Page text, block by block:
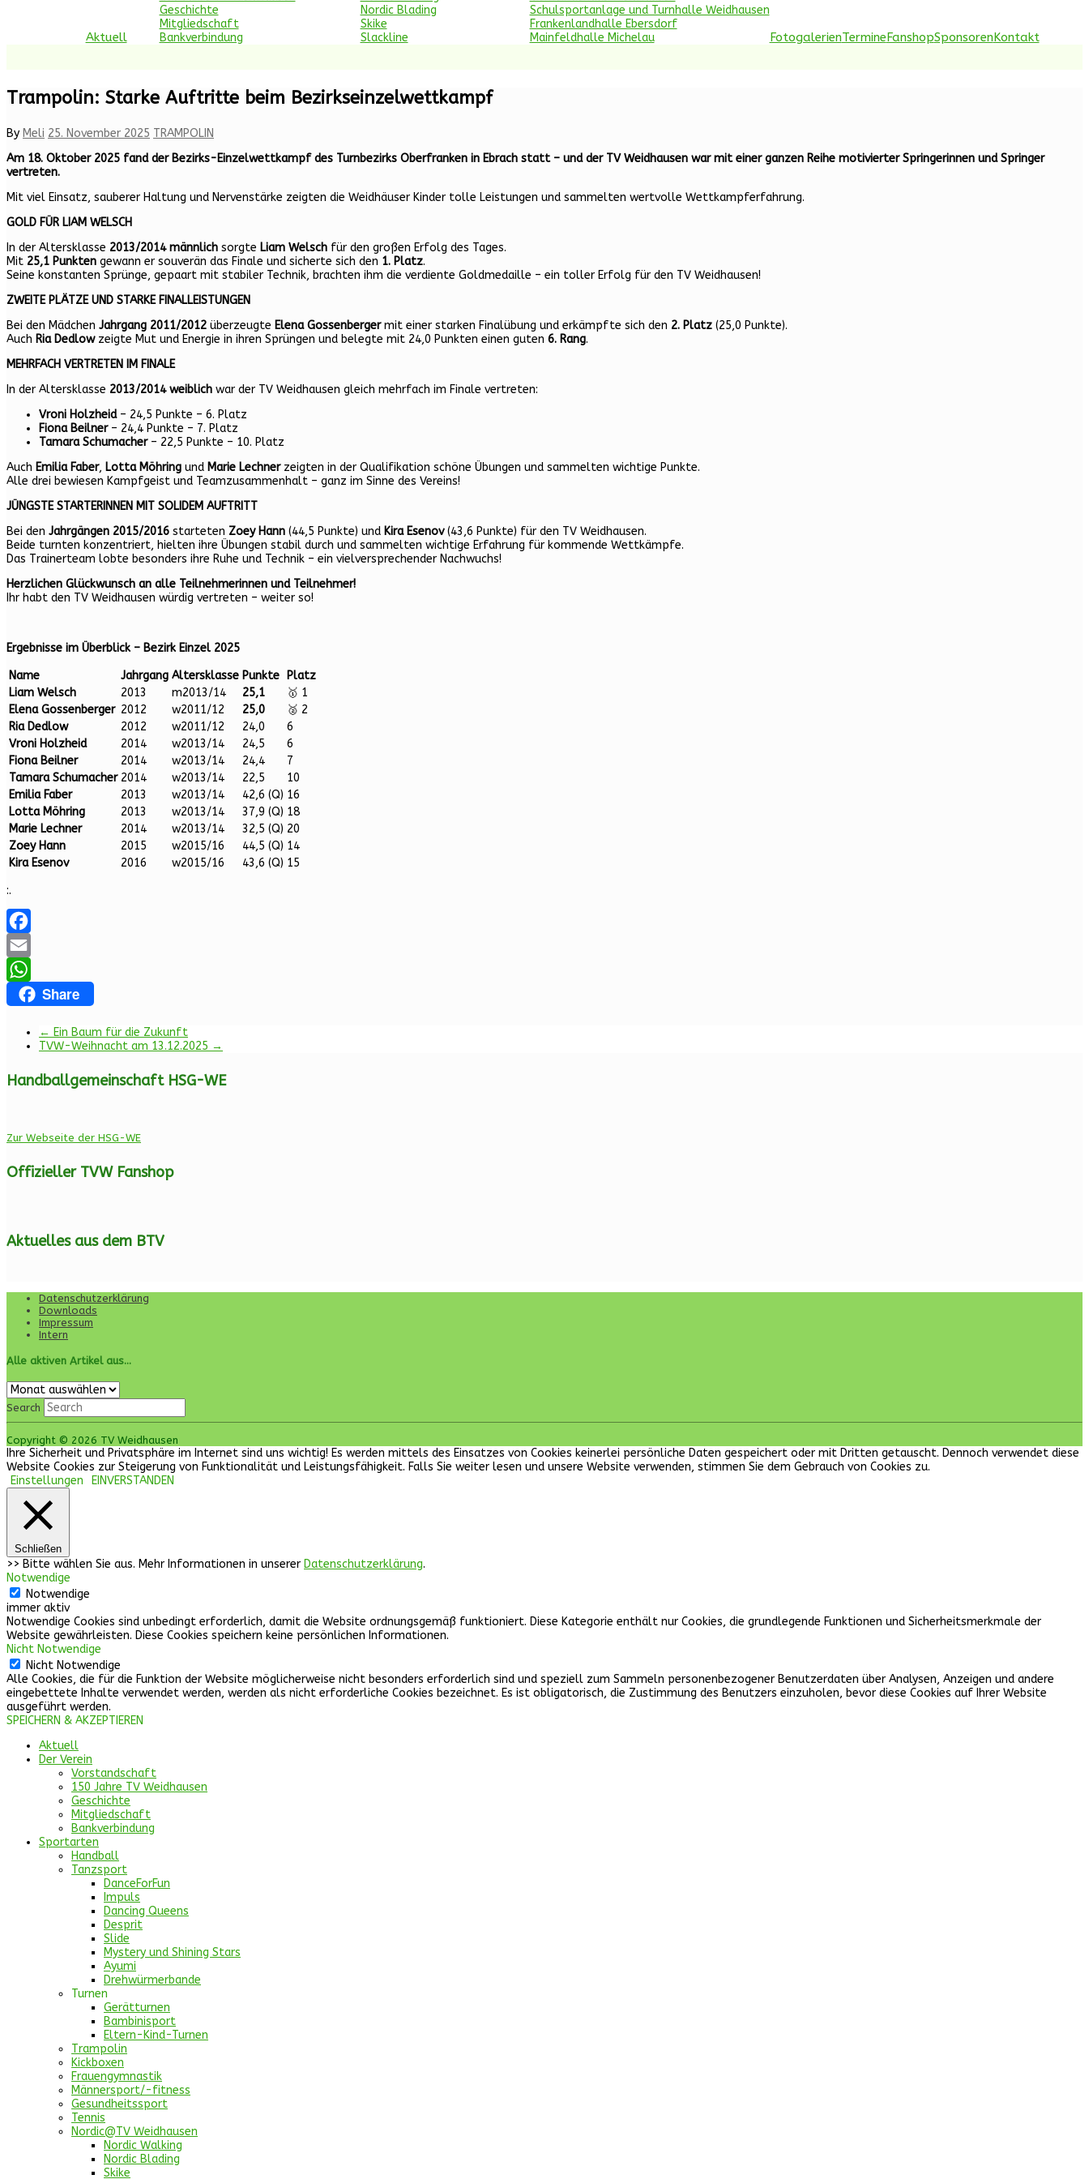
Aktuell
Geschichte
Mitgliedschaft
Bankverbindung
Nordic Blading
Skike
Slackline
Schulsportanlage und Turnhalle Weidhausen
Frankenlandhalle Ebersdorf
Mainfeldhalle Michelau
FotogalerienTermineFanshopSponsorenKontakt
Trampolin: Starke Auftritte beim Bezirkseinzelwettkampf
By Meli 25. November 2025 TRAMPOLIN
Am 18. Oktober 2025 fand der Bezirks-Einzelwettkampf des Turnbezirks Oberfranken in Ebrach statt – und der TV Weidhausen war mit einer ganzen Reihe motivierter Springerinnen und Springer
vertreten.
Mit viel Einsatz, sauberer Haltung und Nervenstärke zeigten die Weidhäuser Kinder tolle Leistungen und sammelten wertvolle Wettkampferfahrung.
GOLD FÜR LIAM WELSCH
In der Altersklasse 2013/2014 männlich sorgte Liam Welsch für den großen Erfolg des Tages.
Mit 25,1 Punkten gewann er souverän das Finale und sicherte sich den 1. Platz.
Seine konstanten Sprünge, gepaart mit stabiler Technik, brachten ihm die verdiente Goldmedaille – ein toller Erfolg für den TV Weidhausen!
ZWEITE PLÄTZE UND STARKE FINALLEISTUNGEN
Bei den Mädchen Jahrgang 2011/2012 überzeugte Elena Gossenbergermit einer starken Finalübung und erkämpfte sich den 2. Platz (25,0 Punkte).
Auch Ria Dedlowzeigte Mut und Energie in ihren Sprüngen und belegte mit 24,0 Punkten einen guten 6. Rang.
MEHRFACH VERTRETEN IM FINALE
In der Altersklasse 2013/2014 weiblich war der TV Weidhausen gleich mehrfach im Finale vertreten:
Vroni Holzheid– 24,5 Punkte – 6. Platz
Fiona Beilner– 24,4 Punkte – 7. Platz
Tamara Schumacher– 22,5 Punkte – 10. Platz
Auch Emilia Faber, Lotta Möhring und Marie Lechnerzeigten in der Qualifikation schöne Übungen und sammelten wichtige Punkte.
Alle drei bewiesen Kampfgeist und Teamzusammenhalt – ganz im Sinne des Vereins!
JÜNGSTE STARTERINNEN MIT SOLIDEM AUFTRITT
Bei den Jahrgängen 2015/2016 starteten Zoey Hann (44,5 Punkte) und Kira Esenov(43,6 Punkte) für den TV Weidhausen.
Beide turnten konzentriert, hielten ihre Übungen stabil durch und sammelten wichtige Erfahrung für kommende Wettkämpfe.
Das Trainerteam lobte besonders ihre Ruhe und Technik – ein vielversprechender Nachwuchs!
Herzlichen Glückwunsch an alle Teilnehmerinnen und Teilnehmer!
Ihr habt den TV Weidhausen würdig vertreten – weiter so!
Ergebnisse im Überblick – Bezirk Einzel 2025
Name
Jahrgang Altersklasse Punkte
Platz
Liam Welsch
2013 m2013/14 25,1
🥇 1
Elena Gossenberger 2012 w2011/12 25,0
🥈 2
Ria Dedlow
2012 w2011/12 24,0
6
Vroni Holzheid
2014 w2013/14 24,5
6
Fiona Beilner
2014 w2013/14 24,4
7
Tamara Schumacher 2014 w2013/14 22,5
10
Emilia Faber
2013 w2013/14 42,6 (Q) 16
Lotta Möhring
2013 w2013/14 37,9 (Q) 18
Marie Lechner
2014 w2013/14 32,5 (Q) 20
Zoey Hann
2015 w2015/16 44,5 (Q) 14
Kira Esenov
2016 w2015/16 43,6 (Q) 15
:.
Facebook
Email
WhatsApp
Share
← Ein Baum für die Zukunft
TVW-Weihnacht am 13.12.2025 →
Handballgemeinschaft HSG-WE
Zur Webseite der HSG-WE
Offizieller TVW Fanshop
Aktuelles aus dem BTV
Datenschutzerklärung
Downloads
Impressum
Intern
Alle aktiven Artikel aus…
Alle
aktiven
Artikel
aus…
Search
Copyright © 2026 TV Weidhausen
Ihre Sicherheit und Privatsphäre im Internet sind uns wichtig! Es werden mittels des Einsatzes von Cookies keinerlei persönliche Daten gespeichert oder mit Dritten getauscht. Dennoch verwendet diese
Website Cookies zur Steigerung von Funktionalität und Leistungsfähigkeit. Falls Sie weiter lesen und unsere Website verwenden, stimmen Sie dem Gebrauch von Cookies zu.
Einstellungen
EINVERSTANDEN
Schließen
>> Bitte wählen Sie aus. Mehr Informationen in unserer Datenschutzerklärung.
Notwendige
Notwendige
immer aktiv
Notwendige Cookies sind unbedingt erforderlich, damit die Website ordnungsgemäß funktioniert. Diese Kategorie enthält nur Cookies, die grundlegende Funktionen und Sicherheitsmerkmale der
Website gewährleisten. Diese Cookies speichern keine persönlichen Informationen.
Nicht Notwendige
Nicht Notwendige
Alle Cookies, die für die Funktion der Website möglicherweise nicht besonders erforderlich sind und speziell zum Sammeln personenbezogener Benutzerdaten über Analysen, Anzeigen und andere
eingebettete Inhalte verwendet werden, werden als nicht erforderliche Cookies bezeichnet. Es ist obligatorisch, die Zustimmung des Benutzers einzuholen, bevor diese Cookies auf Ihrer Website
ausgeführt werden.
SPEICHERN & AKZEPTIEREN
Aktuell
Der Verein
Vorstandschaft
150 Jahre TV Weidhausen
Geschichte
Mitgliedschaft
Bankverbindung
Sportarten
Handball
Tanzsport
DanceForFun
Impuls
Dancing Queens
Desprit
Slide
Mystery und Shining Stars
Ayumi
Drehwürmerbande
Turnen
Gerätturnen
Bambinisport
Eltern-Kind-Turnen
Trampolin
Kickboxen
Frauengymnastik
Männersport/-fitness
Gesundheitssport
Tennis
Nordic@TV Weidhausen
Nordic Walking
Nordic Blading
Skike